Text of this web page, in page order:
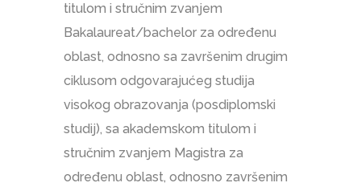
titulom i stručnim zvanjem
Bakalaureat/bachelor za određenu
oblast, odnosno sa završenim drugim
ciklusom odgovarajućeg studija
visokog obrazovanja (posdiplomski
studij), sa akademskom titulom i
stručnim zvanjem Magistra za
određenu oblast, odnosno završenim